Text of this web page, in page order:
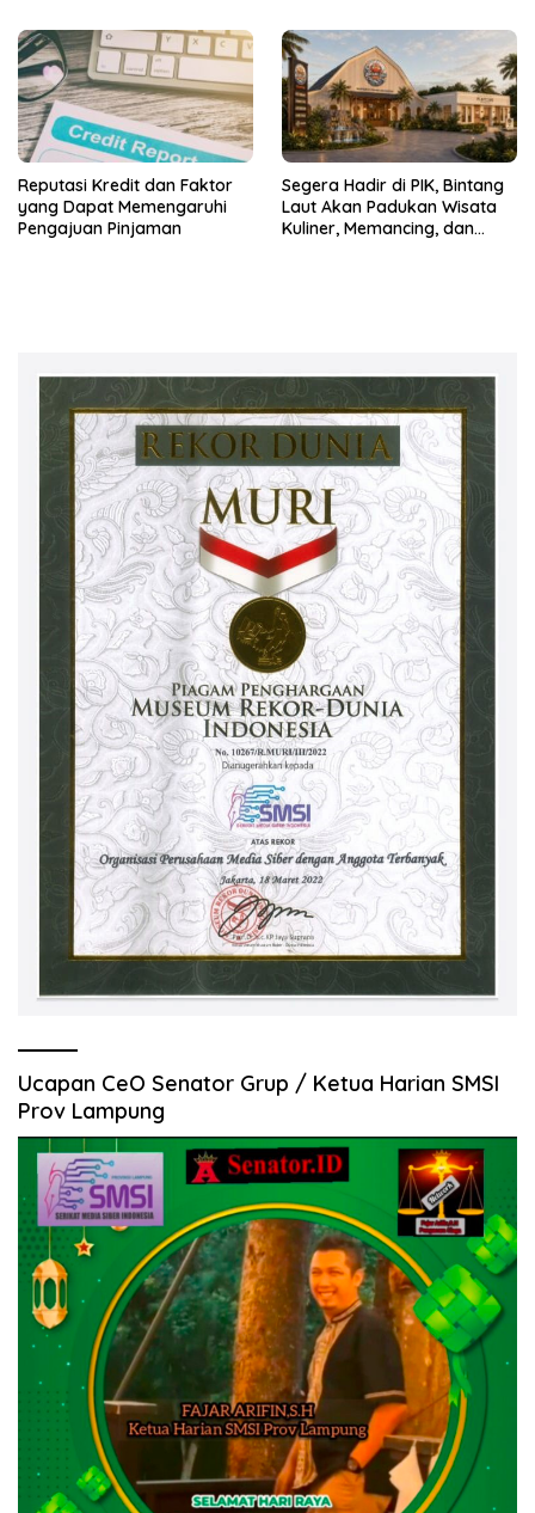
Perkebunan Nusantara
Reputasi Kredit dan Faktor
yang Dapat Memengaruhi
Pengajuan Pinjaman
Segera Hadir di PIK, Bintang
Laut Akan Padukan Wisata
Kuliner, Memancing, dan
Ucapan CeO Senator Grup / Ketua Harian SMSI
Prov Lampung